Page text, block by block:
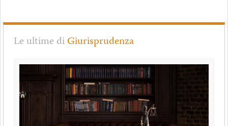
Le ultime diGiurisprudenza